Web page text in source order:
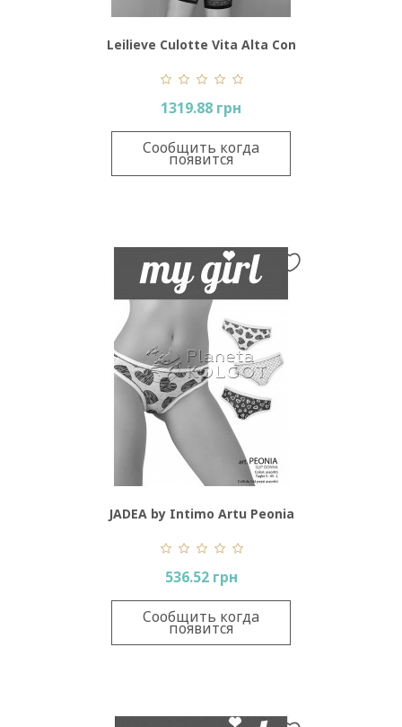
Leilieve Culotte Vita Alta Con
Gamba Art 4635
1319.88 грн
Сообщить когда
появится
JADEA by Intimo Artu Peonia
536.52 грн
Сообщить когда
появится